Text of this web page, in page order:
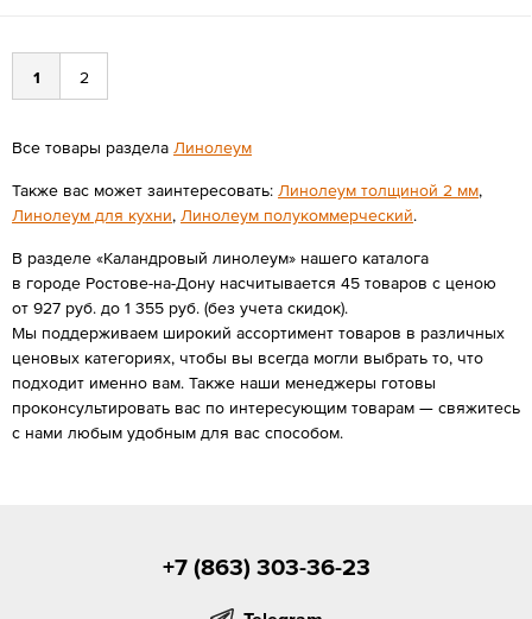
1 2
Все товары раздела Линолеум
Также вас может заинтересовать: Линолеум толщиной 2 мм,
Линолеум для кухни, Линолеум полукоммерческий.
В разделе «Каландровый линолеум» нашего каталога
в городе Ростове-на-Дону насчитывается 45 товаров с ценою
от 927 руб. до 1 355 руб. (без учета скидок).
Мы поддерживаем широкий ассортимент товаров в различных
ценовых категориях, чтобы вы всегда могли выбрать то, что
подходит именно вам. Также наши менеджеры готовы
проконсультировать вас по интересующим товарам — свяжитесь
с нами любым удобным для вас способом.
+7 (863) 303-36-23